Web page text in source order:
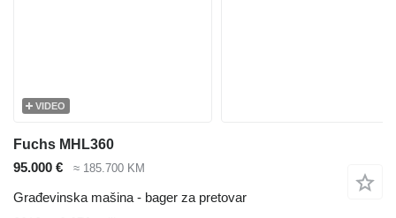
VIDEO
Fuchs MHL360
95.000 €
≈ 185.700 KM
Građevinska mašina - bager za pretovar